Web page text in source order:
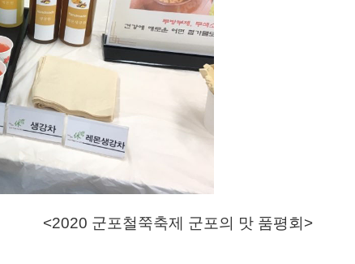
<2020 군포철쭉축제 군포의 맛 품평회>